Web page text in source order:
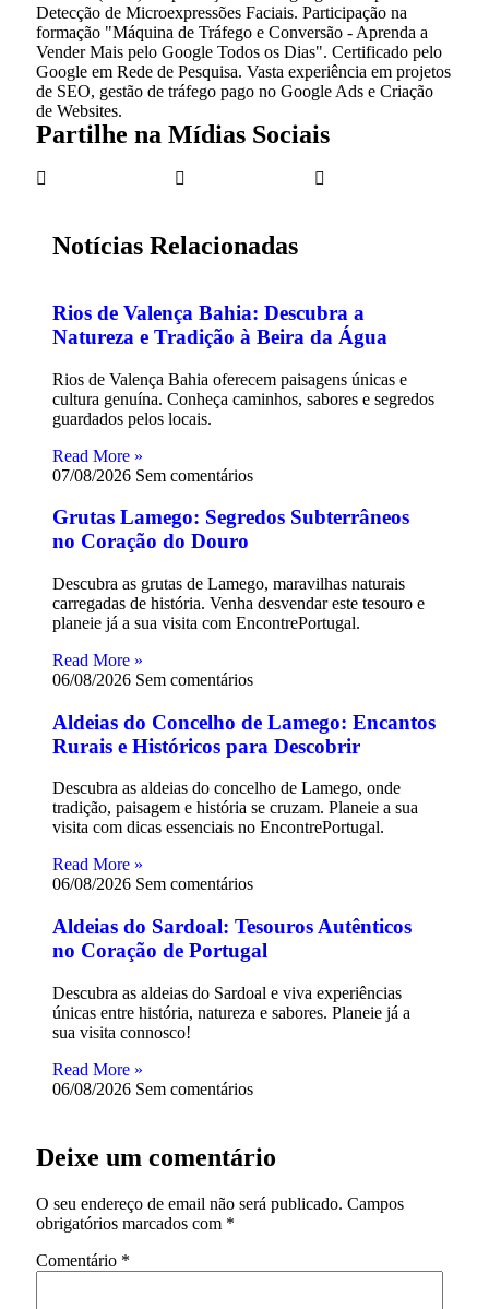
Detecção de Microexpressões Faciais. Participação na
formação "Máquina de Tráfego e Conversão - Aprenda a
Vender Mais pelo Google Todos os Dias". Certificado pelo
Google em Rede de Pesquisa. Vasta experiência em projetos
de SEO, gestão de tráfego pago no Google Ads e Criação
de Websites.
Partilhe na Mídias Sociais
Notícias Relacionadas
Rios de Valença Bahia: Descubra a
Natureza e Tradição à Beira da Água
Rios de Valença Bahia oferecem paisagens únicas e
cultura genuína. Conheça caminhos, sabores e segredos
guardados pelos locais.
Read More »
07/08/2026 Sem comentários
Grutas Lamego: Segredos Subterrâneos
no Coração do Douro
Descubra as grutas de Lamego, maravilhas naturais
carregadas de história. Venha desvendar este tesouro e
planeie já a sua visita com EncontrePortugal.
Read More »
06/08/2026 Sem comentários
Aldeias do Concelho de Lamego: Encantos
Rurais e Históricos para Descobrir
Descubra as aldeias do concelho de Lamego, onde
tradição, paisagem e história se cruzam. Planeie a sua
visita com dicas essenciais no EncontrePortugal.
Read More »
06/08/2026 Sem comentários
Aldeias do Sardoal: Tesouros Autênticos
no Coração de Portugal
Descubra as aldeias do Sardoal e viva experiências
únicas entre história, natureza e sabores. Planeie já a
sua visita connosco!
Read More »
06/08/2026 Sem comentários
Deixe um comentário
O seu endereço de email não será publicado. Campos
obrigatórios marcados com *
Comentário *